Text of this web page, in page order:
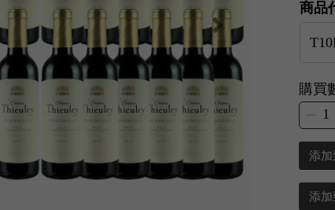
商品
購買
添加
添加